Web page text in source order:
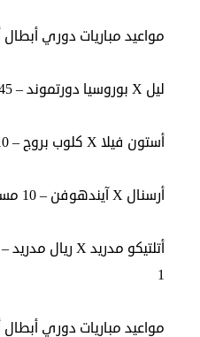
الكويت
مصريون
في
مواعيد مباريات دوري أبطال
ليل X بوروسيا دورتموند – 7.45 مساء - beIN Sports HD 2
أستون فيلا X كلوب بروج – 10 مساء - beIN Sports HD 4
أرسنال X آيندهوفن – 10 مساء – beIN Sports HD 3
1
مواعيد مباريات دوري أبطال